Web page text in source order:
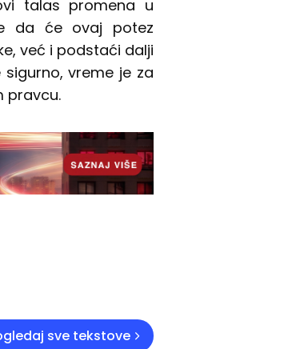
talas promena u
da će ovaj potez
već i podstaći dalji
vreme je za
pravcu.
sve tekstove